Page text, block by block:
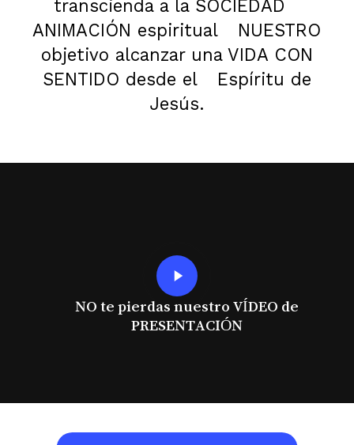
transcienda a la SOCIEDAD
ANIMACIÓN espiritual
NUESTRO
objetivo alcanzar una VIDA CON
SENTIDO desde el
Espíritu de
Jesús.
Play
Video
NO te pierdas nuestro VÍDEO de
PRESENTACIÓN